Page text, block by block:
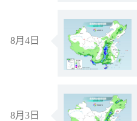
8月4日
8月3日